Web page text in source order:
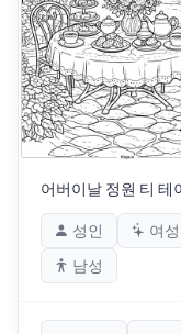
어버이날 정원 티 테
성인
여성
남성